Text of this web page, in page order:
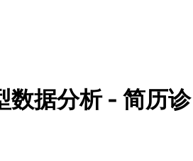
数据分析 - 简历诊